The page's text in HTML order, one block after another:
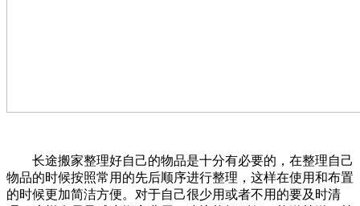
长途搬家整理好自己的物品是十分有必要的，在整理自己
物品的时候按照常用的先后顺序进行整理，这样在使用和布置
的时候更加简洁方便。对于自己很少用或者不用的要及时清